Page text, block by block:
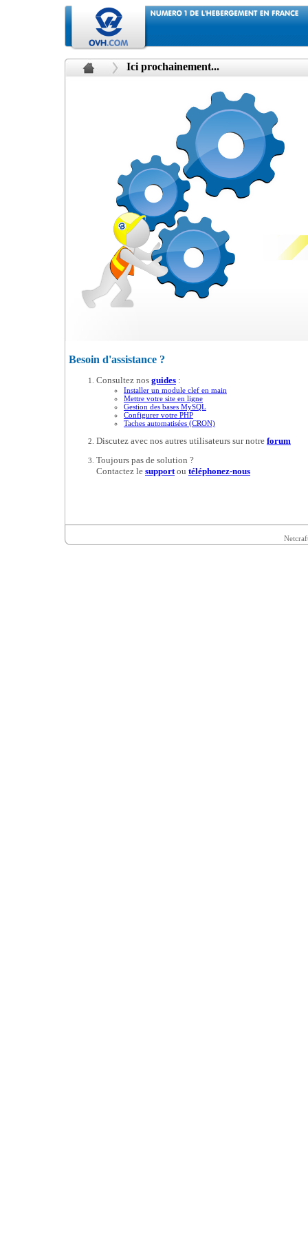
Ici prochainement...
Besoin d'assistance ?
Consultez nos guides :
Installer un module clef en main
Mettre votre site en ligne
Gestion des bases MySQL
Configurer votre PHP
Taches automatisées (CRON)
Discutez avec nos autres utilisateurs sur notre forum
Toujours pas de solution ?
Contactez le supportou téléphonez-nous